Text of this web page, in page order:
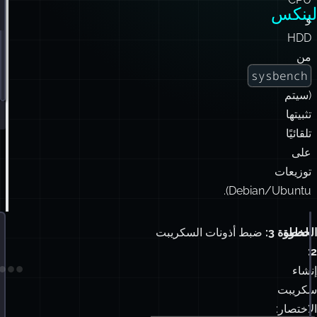
لينكس
و
HDD
من
sysbench
(سيتم
تثبيتها
تلقائيًا
على
توزيعات
Debian/Ubuntu).
الخطوة
2:
إنشاء
سكريبت
الاختصار:
الخطوة 3: ضبط أذونات السكريبت